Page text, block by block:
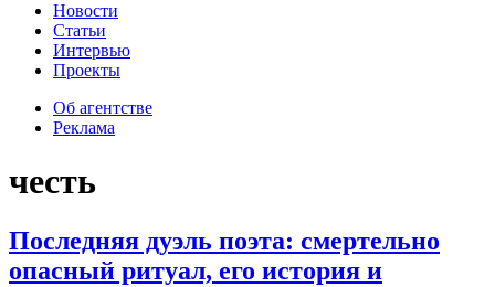
Новости
Статьи
Интервью
Проекты
Об агентстве
Реклама
честь
Последняя дуэль поэта: смертельно
опасный ритуал, его история и